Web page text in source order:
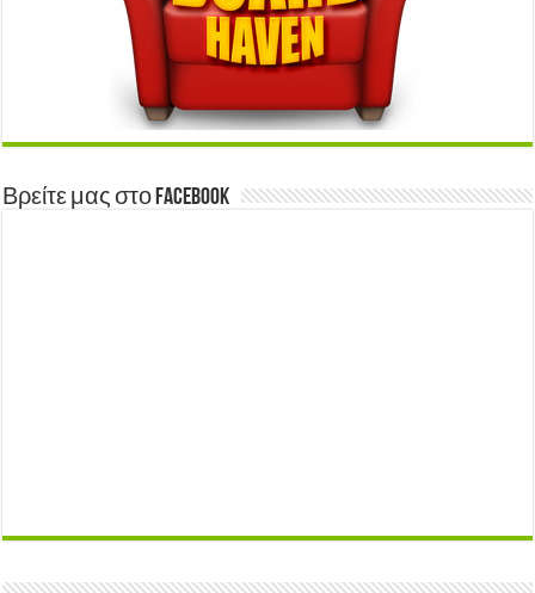
Βρείτε μας στο Facebook